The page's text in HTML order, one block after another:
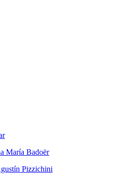
María Badoër
Pizzichini